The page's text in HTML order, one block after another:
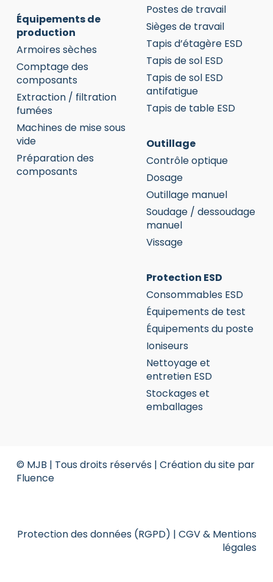
Équipements de
production
Armoires sèches
Comptage des
composants
Extraction / filtration
fumées
Machines de mise sous
vide
Préparation des
composants
Postes de travail
Sièges de travail
Tapis d’étagère ESD
Tapis de sol ESD
Tapis de sol ESD
antifatigue
Tapis de table ESD
Outillage
Contrôle optique
Dosage
Outillage manuel
Soudage / dessoudage
manuel
Vissage
Protection ESD
Consommables ESD
Équipements de test
Équipements du poste
Ioniseurs
Nettoyage et
entretien ESD
Stockages et
emballages
© MJB | Tous droits réservés | Création du site par
Fluence
Protection des données (RGPD) |CGV & Mentions
légales